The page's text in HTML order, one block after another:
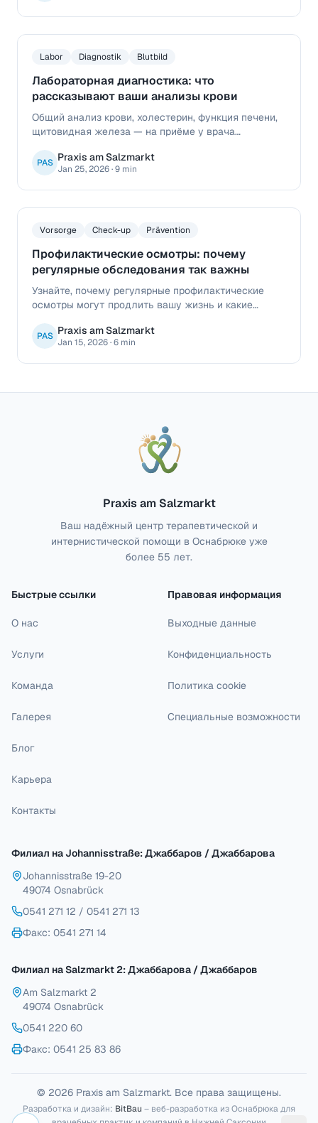
Labor Diagnostik Blutbild
Лабораторная диагностика: что
рассказывают ваши анализы крови
Общий анализ крови, холестерин, функция печени,
щитовидная железа — на приёме у врача
означают эти показатели? И когда отклонения
требуют лечения? Объясняем самые важные
параметры.
PAS Praxis am Salzmarkt
Jan 25, 2026·9 min
Vorsorge Check-up Prävention
Профилактические осмотры: почему
регулярные обследования так важны
Узнайте, почему регулярные профилактические
осмотры могут продлить вашу жизнь и какие
PAS Praxis am Salzmarkt
Jan 15, 2026·6 min
Praxis am Salzmarkt
Ваш надёжный центр терапевтической и
интернистической помощи в Оснабрюке уже
более 55 лет.
Быстрые ссылки
О нас
Услуги
Команда
Галерея
Блог
Карьера
Контакты
Правовая информация
Выходные данные
Конфиденциальность
Политика cookie
Специальные возможности
Филиал на Johannisstraße: Джаббаров / Джаббарова
Johannisstraße 19-20
49074 Osnabrück
0541 271 12 / 0541 271 13
Факс: 0541 271 14
Филиал на Salzmarkt 2: Джаббарова / Джаббаров
Am Salzmarkt 2
49074 Osnabrück
0541 220 60
Факс: 0541 25 83 86
© 2026 Praxis am Salzmarkt. Все права защищены.
Разработка и дизайн: BitBau– веб-разработка из Оснабрюка для